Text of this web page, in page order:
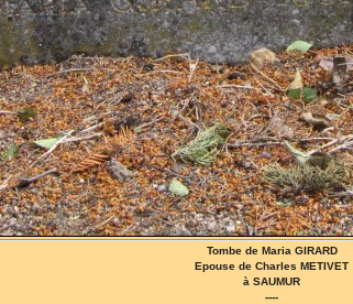
Tombe de Maria GIRARD
Epouse de Charles METIVET
à SAUMUR
----